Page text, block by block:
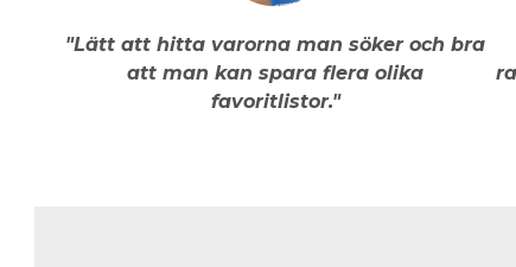
"Lätt att hitta varorna man söker och bra
att man kan spara flera olika
favoritlistor."